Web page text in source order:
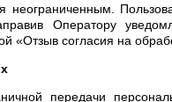
неограниченным.
Оператору
«Отзыв согласия на
передачи